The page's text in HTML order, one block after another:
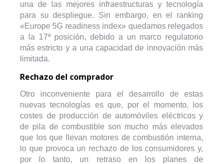
una de las mejores infraestructuras y tecnología
para su despliegue. Sin embargo, en el ranking
«Europe 5G readiness index» quedamos relegados
a la 17ª posición, debido a un marco regulatorio
más estricto y a una capacidad de innovación más
limitada.
Rechazo del comprador
Otro inconveniente para el desarrollo de estas
nuevas tecnologías es que, por el momento, los
costes de producción de automóviles eléctricos y
de pila de combustible son mucho más elevados
que los que llevan motores de combustión interna,
lo que provoca un rechazo de los consumidores y,
por lo tanto, un retraso en los planes de